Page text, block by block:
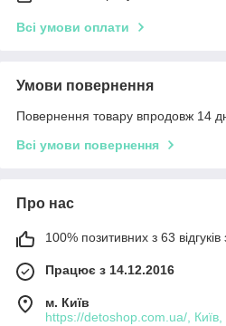
Всі умови оплати
Умови повернення
Повернення товару впродовж 14
Всі умови повернення
Про нас
100% позитивних з 63 відгуків
Працює з 14.12.2016
м. Київ
https://detoshop.com.ua/, Київ,